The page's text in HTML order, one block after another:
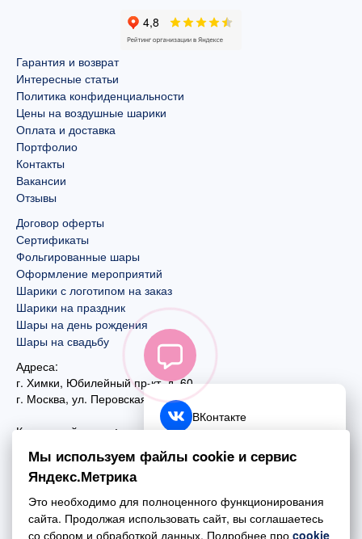
Гарантия и возврат
Интересные статьи
Политика конфиденциальности
Цены на воздушные шарики
Оплата и доставка
Портфолио
Контакты
Вакансии
Отзывы
Договор оферты
Сертификаты
Фольгированные шары
Оформление мероприятий
Шарики с логотипом на заказ
Шарики на праздник
Шары на день рождения
Шары на свадьбу
Адреса:
г. Химки, Юбилейный пр-кт, д. 60
г. Москва, ул. Перовская, д. 59
Контактный номер:
+7 (495) 970-44-75
Почта:
mail@esta-fiesta.ru
ВКонтакте
Telegram
Обратный звонок
Мы используем файлы cookie и сервис
Яндекс.Метрика
Это необходимо для полноценного функционирования
сайта. Продолжая использовать сайт, вы соглашаетесь
со сбором и обработкой данных. Подробнее про cookie